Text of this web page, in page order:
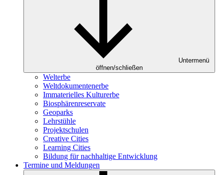
Untermenü
öffnen/schließen
Welterbe
Weltdokumentenerbe
Immaterielles Kulturerbe
Biosphärenreservate
Geoparks
Lehrstühle
Projektschulen
Creative Cities
Learning Cities
Bildung für nachhaltige Entwicklung
Termine und Meldungen